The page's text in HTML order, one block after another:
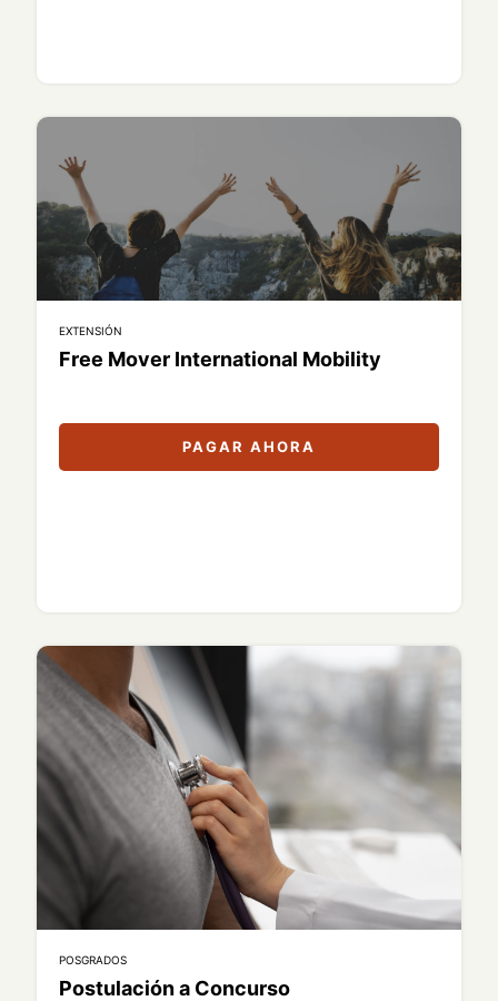
EXTENSIÓN
Free Mover International Mobility
PAGAR AHORA
POSGRADOS
Postulación a Concurso